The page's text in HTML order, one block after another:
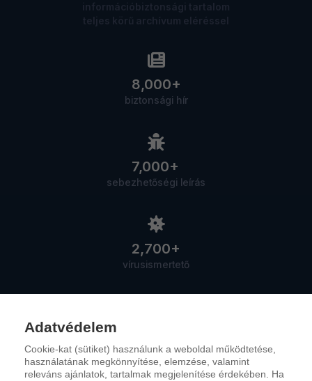
8,000+
biztonsági hír
7,000+
sebezhetőségi leírás
2,700+
vírusismertető
Szolgáltatások
Adatvédelem
Cookie-kat (sütiket) használunk a weboldal működtetése,
használatának megkönnyítése, elemzése, valamint
releváns ajánlatok, tartalmak megjelenítése érdekében. Ha